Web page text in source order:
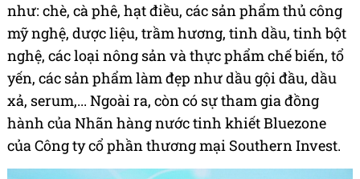
như: chè, cà phê, hạt điều, các sản phẩm thủ công
mỹ nghệ, dược liệu, trầm hương, tinh dầu, tinh bột
nghệ, các loại nông sản và thực phẩm chế biến, tổ
yến, các sản phẩm làm đẹp như dầu gội đầu, dầu
xả, serum,... Ngoài ra, còn có sự tham gia đồng
hành của Nhãn hàng nước tinh khiết Bluezone
của Công ty cổ phần thương mại Southern Invest.